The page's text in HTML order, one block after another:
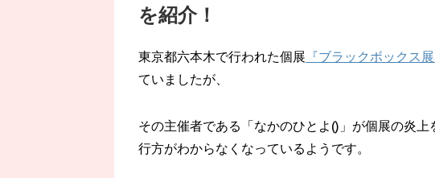
を紹介！
東京都六本木で行われた個展 『ブラックボックス展
ていましたが、
その主催者である「なかのひとよ()」が個展の炎
行方がわからなくなっているようです。